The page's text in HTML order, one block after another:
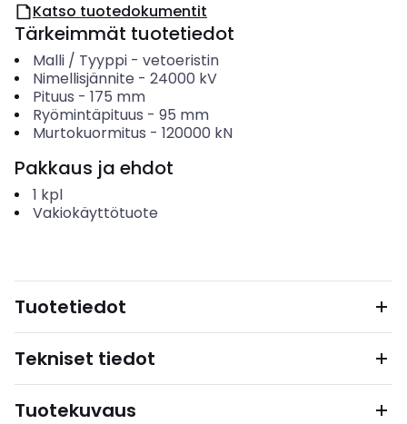
Katso tuotedokumentit
Tärkeimmät tuotetiedot
Malli / Tyyppi- vetoeristin
Nimellisjännite - 24000 kV
Pituus - 175 mm
Ryömintäpituus - 95 mm
Murtokuormitus - 120000 kN
Pakkaus ja ehdot
1 kpl
Vakiokäyttötuote
Tuotetiedot
Tekniset tiedot
Tuotekuvaus